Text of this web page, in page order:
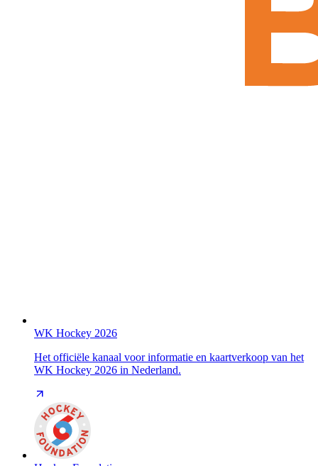
WK Hockey 2026
Het officiële kanaal voor informatie en kaartverkoop van het
WK Hockey 2026 in Nederland.